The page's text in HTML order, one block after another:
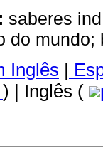
saberes
do
Inglês |
) | Inglês (